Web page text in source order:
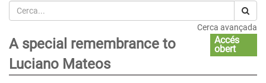
Cerca
Cerca avançada
A special remembrance to
Luciano Mateos
Accés
obert